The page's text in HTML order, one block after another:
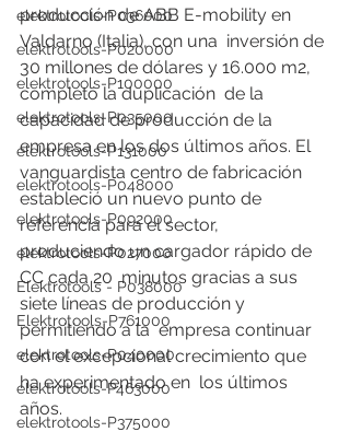
elektrotools-P036000
elektrotools-P020000
elektrotools-P100000
elektrotools-P035000
elektrotools-P131000
elektrotools-P048000
elektrotools-P092000
elektrotools-P027000
Elektrotools - P038000
Elektrotools-P761000
elektrotools-P040000
elektrotools-P463000
elektrotools-P375000
producción de ABB E-mobility en
Valdarno (Italia), con una  inversión de
30 millones de dólares y 16.000 m2,
completó la duplicación  de la
capacidad de producción de la
empresa en los dos últimos años. El
vanguardista centro de fabricación
estableció un nuevo punto de
referencia para el sector,
produciendo un cargador rápido de
CC cada 20  minutos gracias a sus
siete líneas de producción y
permitiendo a la  empresa continuar
con el excepcional crecimiento que
ha experimentado en  los últimos
años.